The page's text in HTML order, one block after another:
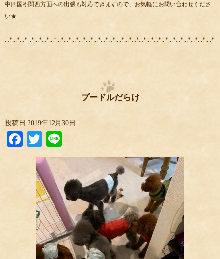
中四国や関西方面への出張も対応できますので、お気軽にお問い合わせくださ
い★
:.:*:.:*:.:*:.:*:.:*:.:*:.:*:.:*:.:*:.:*:.:*:.:*:.:*:.:*:.:*::.:*:.:*:.:*:.:*:.:*:.:*:.:*:.:*:.:*:.:*:.:*:.:*::.:*:.:
プードルだらけ
投稿日 2019年12月30日
Facebook
Twitter